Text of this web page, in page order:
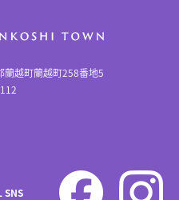
越町蘭越町258番地5
SNS